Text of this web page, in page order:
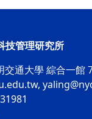
技管理研究所
交通大學 綜合一館
,